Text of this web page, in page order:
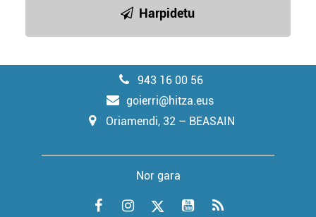
Harpidetu
943 16 00 56
goierri@hitza.eus
Oriamendi, 32 – BEASAIN
Nor gara